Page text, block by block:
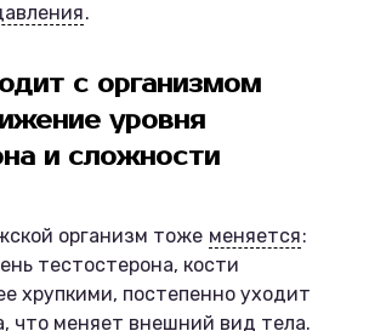
.
с организмом
уровня
и сложности
организм тоже меняется:
тестостерона, кости
хрупкими, постепенно уходит
что меняет внешний вид тела.